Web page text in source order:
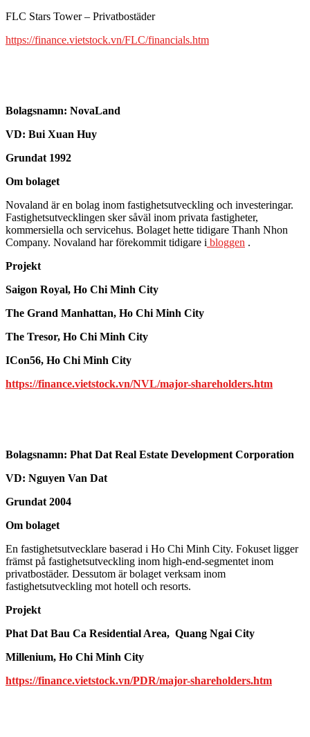
FLC Stars Tower – Privatbostäder
https://finance.vietstock.vn/FLC/financials.htm
Bolagsnamn: NovaLand
VD: Bui Xuan Huy
Grundat 1992
Om bolaget
Novaland är en bolag inom fastighetsutveckling och investeringar.
Fastighetsutvecklingen sker såväl inom privata fastigheter,
kommersiella och servicehus. Bolaget hette tidigare Thanh Nhon
Company. Novaland har förekommit tidigare i bloggen .
Projekt
Saigon Royal, Ho Chi Minh City
The Grand Manhattan, Ho Chi Minh City
The Tresor, Ho Chi Minh City
ICon56, Ho Chi Minh City
https://finance.vietstock.vn/NVL/major-shareholders.htm
Bolagsnamn: Phat Dat Real Estate Development Corporation
VD: Nguyen Van Dat
Grundat 2004
Om bolaget
En fastighetsutvecklare baserad i Ho Chi Minh City. Fokuset ligger
främst på fastighetsutveckling inom high-end-segmentet inom
privatbostäder. Dessutom är bolaget verksam inom
fastighetsutveckling mot hotell och resorts.
Projekt
Phat Dat Bau Ca Residential Area, Quang Ngai City
Millenium, Ho Chi Minh City
https://finance.vietstock.vn/PDR/major-shareholders.htm